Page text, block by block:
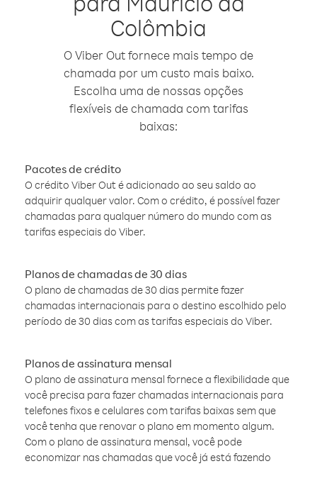
Colômbia
O Viber Out fornece mais tempo de
chamada por um custo mais baixo.
Escolha uma de nossas opções
flexíveis de chamada com tarifas
baixas:
Pacotes de crédito
O crédito Viber Out é adicionado ao seu saldo ao
adquirir qualquer valor. Com o crédito, é possível fazer
chamadas para qualquer número do mundo com as
tarifas especiais do Viber.
Planos de chamadas de 30 dias
O plano de chamadas de 30 dias permite fazer
chamadas internacionais para o destino escolhido pelo
período de 30 dias com as tarifas especiais do Viber.
Planos de assinatura mensal
O plano de assinatura mensal fornece a flexibilidade que
você precisa para fazer chamadas internacionais para
telefones fixos e celulares com tarifas baixas sem que
você tenha que renovar o plano em momento algum.
Com o plano de assinatura mensal, você pode
economizar nas chamadas que você já está fazendo